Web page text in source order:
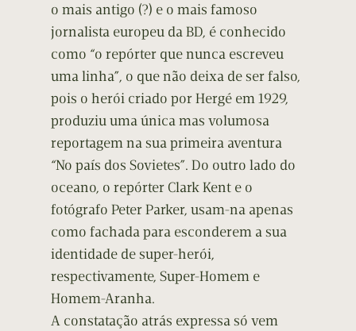
o mais antigo (?) e o mais famoso
jornalista europeu da BD, é conhecido
como “o repórter que nunca escreveu
uma linha”, o que não deixa de ser falso,
pois o herói criado por Hergé em 1929,
produziu uma única mas volumosa
reportagem na sua primeira aventura
“No país dos Sovietes”. Do outro lado do
oceano, o repórter Clark Kent e o
fotógrafo Peter Parker, usam-na apenas
como fachada para esconderem a sua
identidade de super-herói,
respectivamente, Super-Homem e
Homem-Aranha.
A constatação atrás expressa só vem